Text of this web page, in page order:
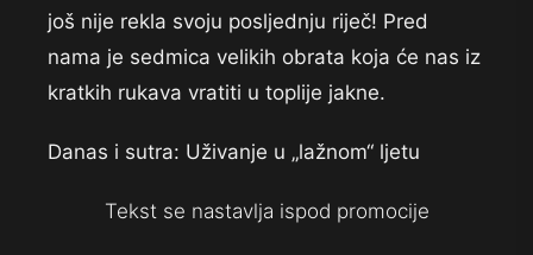
još nije rekla svoju posljednju riječ! Pred
nama je sedmica velikih obrata koja će nas iz
kratkih rukava vratiti u toplije jakne.
Danas i sutra: Uživanje u „lažnom“ ljetu
Tekst se nastavlja ispod promocije